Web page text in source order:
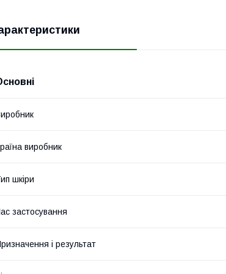
виробник
шкіри
застосування
і результат